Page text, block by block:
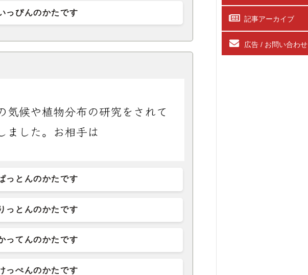
っぴんのかたです
っとんのかたです
っとんのかたです
ってんのかたです
っぺんのかたです
記事アーカイブ
広告 / お問い合わせ